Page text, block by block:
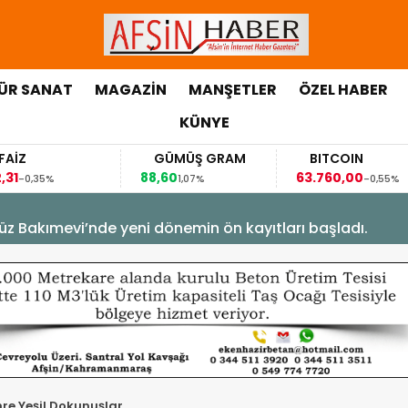
SANAT MAGAZİN MANŞETLER
ÖZEL HABER
KÜNYE
GÜMÜŞ GRAM
88,60
1,07%
BITCOIN
63.760,00-0,55%
Bakımevi’nde yeni dönemin ön kayıtları başladı.